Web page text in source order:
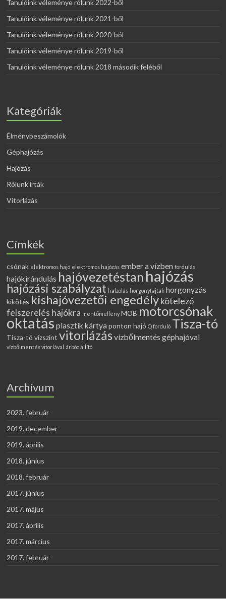
Tanulóink véleménye rólunk 2022-ből
Tanulóink véleménye rólunk 2021-ből
Tanulóink véleménye rólunk 2020-ból
Tanulóink véleménye rólunk 2019-ből
Tanulóink véleménye rólunk 2018 második feléből
Kategóriák
Élménybeszámolók
Géphajózás
Hajózás
Rólunk írták
Vitorlázás
Címkék
csónak elektromos hajó elektromos hajózás ember a vízben fordulás
hajókirándulás hajóvezetéstan hajózás
hajózási szabályzat halzolás horgonyfajták horgonyzás
kikötés kishajóvezetői engedélykötelező
felszerelés hajókra mentőmellény MOB motorcsónak
oktatás plasztik kártya ponton hajó Q forduló Tisza-tó
Tisza-tó vízszint vitorlázásvízbőlmentés géphajóval
vízbőlmentés vitorlával árbóc állító
Archívum
2023. február
2019. december
2019. április
2018. június
2018. február
2017. június
2017. május
2017. április
2017. március
2017. február